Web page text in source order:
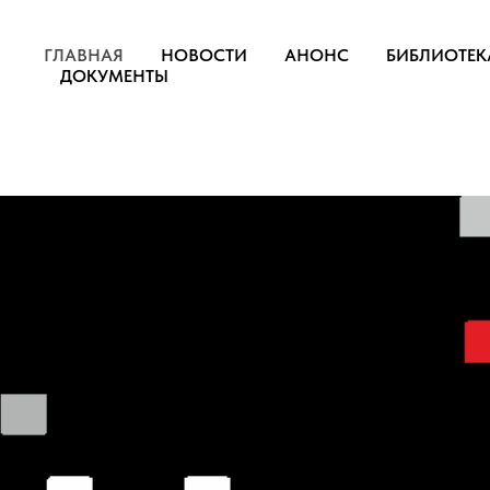
ГЛАВНАЯ НОВОСТИ АНОНС
ДОКУМЕНТЫ